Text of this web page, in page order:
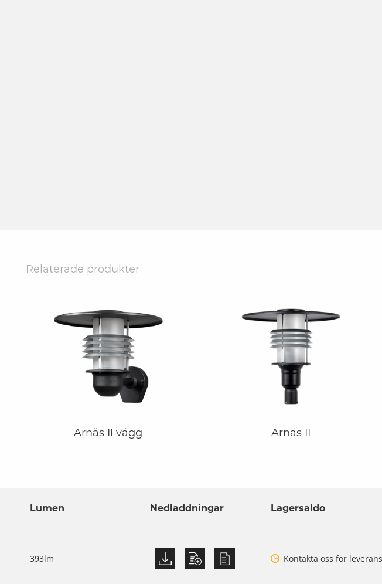
Relaterade produkter
Arnäs II vägg Arnäs II
Lumen Nedladdningar Lagersaldo
393lm Kontakta oss för leverans